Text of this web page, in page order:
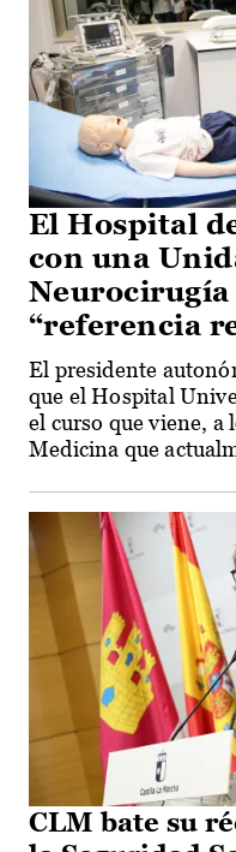
El Hospital
con una
Neurocirugía
“referencia
El presidente
que el Hospital
el curso que viene, a
Medicina que
CLM bate su